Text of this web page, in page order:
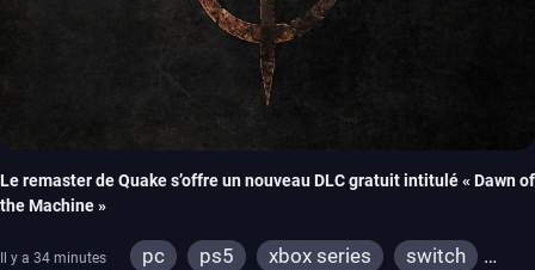
Le remaster de Quake s’offre un nouveau DLC gratuit intitulé « Dawn of
the Machine »
Il y a 34 minutes pc ps5 xbox series
switch